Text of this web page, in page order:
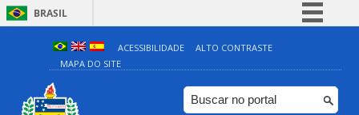
BRASIL
Simplifique!
Comunica BR
Participe
ACESSIBILIDADE
ALTO CONTRASTE
MAPA DO SITE